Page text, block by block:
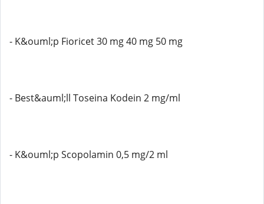
- K&ouml;p Fioricet 30 mg 40 mg 50 mg
- Best&auml;ll Toseina Kodein 2 mg/ml
- K&ouml;p Scopolamin 0,5 mg/2 ml